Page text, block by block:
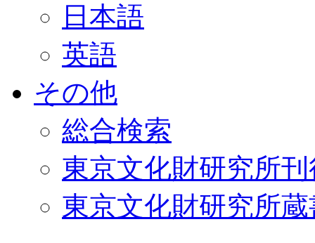
日本語
英語
その他
総合検索
東京文化財研究所
東京文化財研究所